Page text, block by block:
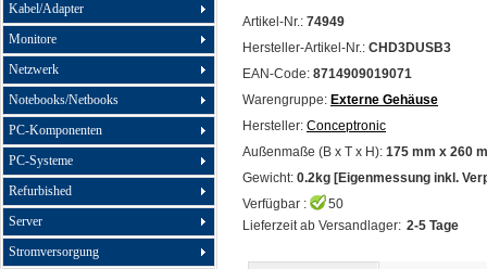
Kabel/Adapter
Monitore
Netzwerk
Notebooks/Netbooks
PC-Komponenten
PC-Systeme
Refurbished
Server
Stromversorgung
Artikel-Nr.: 74949
Hersteller-Artikel-Nr.: CHD3DUSB3
EAN-Code: 8714909019071
Warengruppe: Externe Gehäuse
Hersteller: Conceptronic
Außenmaße (B x T x H): 175 mm x 260
Gewicht: 0.2kg [Eigenmessung inkl.
Verfügbar :
50
Lieferzeit ab Versandlager: 2-5 Tage